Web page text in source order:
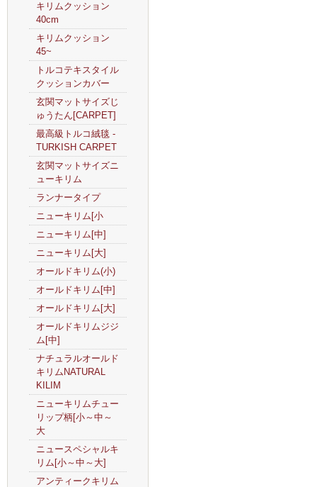
キリムクッション
40cm
キリムクッション
45~
トルコテキスタイル
クッションカバー
玄関マットサイズじ
ゅうたん[CARPET]
最高級トルコ絨毯 -
TURKISH CARPET
玄関マットサイズニ
ューキリム
ランナータイプ
ニューキリム[小
ニューキリム[中]
ニューキリム[大]
オールドキリム(小)
オールドキリム[中]
オールドキリム[大]
オールドキリムジジ
ム[中]
ナチュラルオールド
キリムNATURAL
KILIM
ニューキリムチュー
リップ柄[小～中～
大
ニュースペシャルキ
リム[小～中～大]
アンティークキリム